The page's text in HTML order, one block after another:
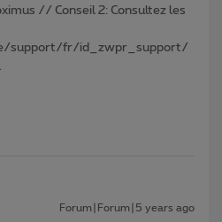
// Conseil 2: Consultez les
support/fr/id_zwpr_support/
Forum|Forum|5 years ago